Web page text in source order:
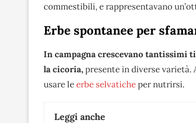
commestibili, e rappresentavano
Erbe spontanee per
In campagna crescevano tantissimi
la cicoria,presente in diverse varietà.
usare leerbe selvaticheper nutrirsi.
Leggi anche